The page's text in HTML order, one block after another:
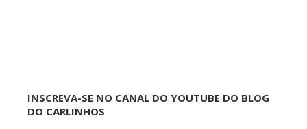
INSCREVA-SE NO CANAL DO YOUTUBE DO BLOG
DO CARLINHOS